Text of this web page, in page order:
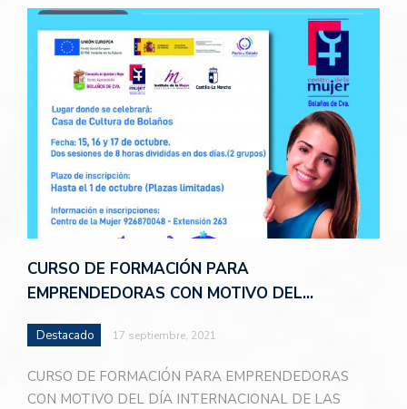
CURSO DE FORMACIÓN PARA
EMPRENDEDORAS CON MOTIVO DEL…
Destacado 17 septiembre, 2021
CURSO DE FORMACIÓN PARA EMPRENDEDORAS
CON MOTIVO DEL DÍA INTERNACIONAL DE LAS